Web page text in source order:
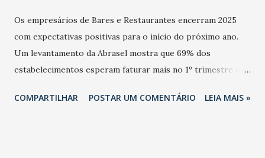
Os empresários de Bares e Restaurantes encerram 2025
com expectativas positivas para o início do próximo ano.
Um levantamento da Abrasel mostra que 69% dos
estabelecimentos esperam faturar mais no 1º trimestre de
relação ao último trimestre deste ano, 56% também
COMPARTILHAR POSTAR UM COMENTÁRIO LEIA MAIS »